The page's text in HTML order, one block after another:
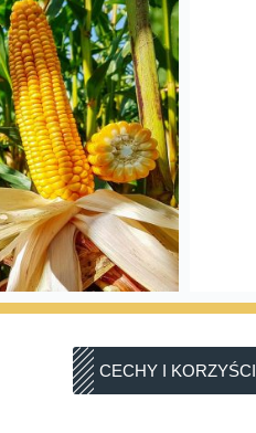
CECHY I KORZYŚCI